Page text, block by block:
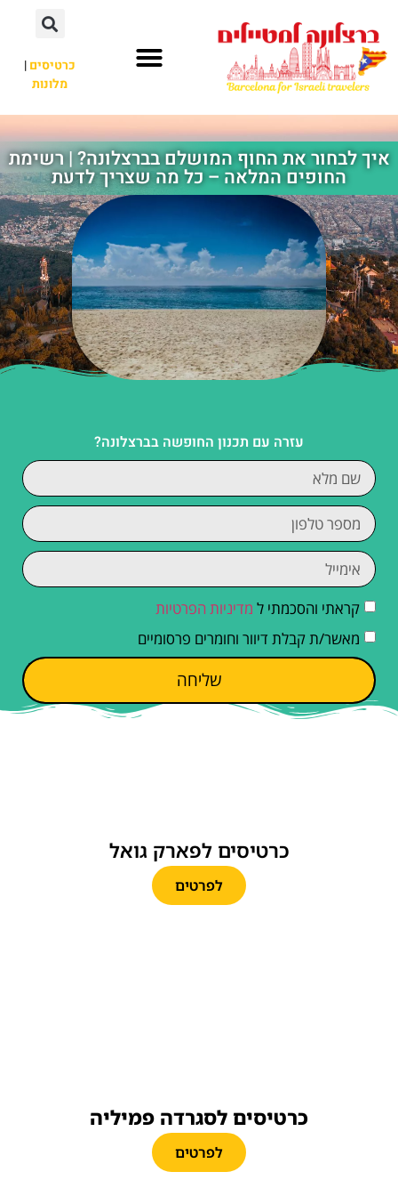
כרטיסים|
מלונות
איך לבחור את החוף המושלם בברצלונה? | רשימת
החופים המלאה – כל מה שצריך לדעת
עזרה עם תכנון החופשה בברצלונה?
קראתי והסכמתי ל מדיניות הפרטיות
מאשר/ת קבלת דיוור וחומרים פרסומיים
שליחה
כרטיסים לפארק גואל
לפרטים
כרטיסים לסגרדה פמיליה
לפרטים